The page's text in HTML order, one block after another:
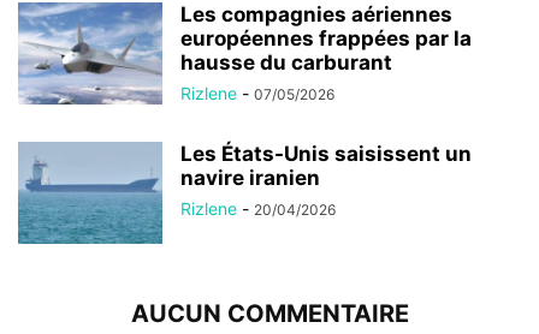
Les compagnies aériennes
européennes frappées par la
hausse du carburant
Rizlene - 07/05/2026
Les États-Unis saisissent un
navire iranien
Rizlene - 20/04/2026
AUCUN COMMENTAIRE